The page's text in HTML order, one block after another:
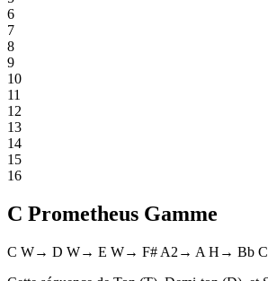
6
7
8
9
10
11
12
13
14
15
16
C Prometheus Gamme
C W→ D W→ E W→ F# A2 → A H → Bb C